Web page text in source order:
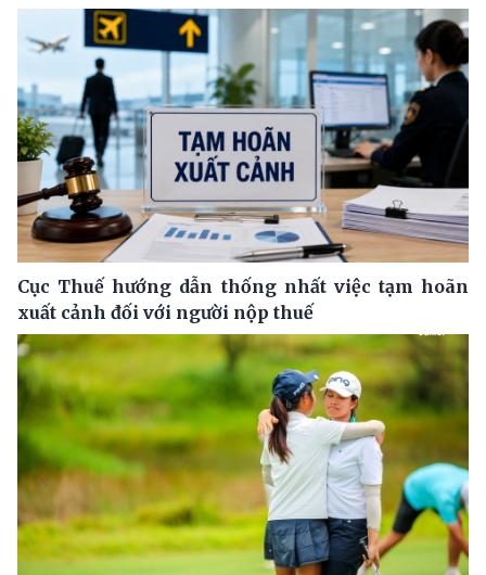
Cục Thuế hướng dẫn thống nhất việc tạm hoãn
xuất cảnh đối với người nộp thuế